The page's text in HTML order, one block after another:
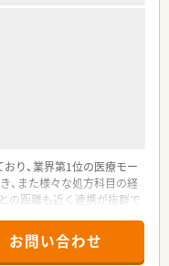
り、業界第1位の医療モー
、また様々な処方科目の経
の距離も近く連携が抜群で
の最新技術を店舗へ順次
負担を減らし、患者様の服
お問い合わせ